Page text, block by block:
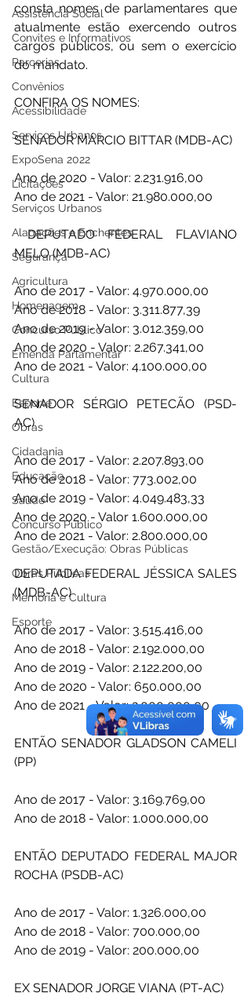
Assistência Social
Convites e Informativos
Parcerias
Convênios
Acessibilidade
Serviços Urbanos
ExpoSena 2022
Licitações
Serviços Urbanos
Alagações e Enchentes
Segurança
Agricultura
Homenagem
Concurso Público
Emenda Parlamentar
Cultura
Esporte
Obras
Cidadania
Educação
Saúde
Concurso Público
Gestão/Execução: Obras Públicas
Obras Públicas
Memória e Cultura
Esporte
consta nomes de parlamentares que
atualmente estão exercendo outros
cargos públicos, ou sem o exercício
do mandato.
CONFIRA OS NOMES:
SENADOR MÁRCIO BITTAR (MDB-AC)
Ano de 2020 - Valor: 2.231.916,00
Ano de 2021 - Valor: 21.980.000,00
DEPUTADO FEDERAL FLAVIANO
MELO (MDB-AC)
Ano de 2017 - Valor: 4.970.000,00
Ano de 2018 - Valor: 3.311.877,39
Ano de 2019 - Valor: 3.012.359,00
Ano de 2020 - Valor: 2.267.341,00
Ano de 2021 - Valor: 4.100.000,00
SENADOR SÉRGIO PETECÃO (PSD-
AC)
Ano de 2017 - Valor: 2.207.893,00
Ano de 2018 - Valor: 773.002,00
Ano de 2019 - Valor: 4.049.483,33
Ano de 2020 - Valor 1.600.000,00
Ano de 2021 - Valor: 2.800.000,00
DEPUTADA FEDERAL JÉSSICA SALES
(MDB-AC)
Ano de 2017 - Valor: 3.515.416,00
Ano de 2018 - Valor: 2.192.000,00
Ano de 2019 - Valor: 2.122.200,00
Ano de 2020 - Valor: 650.000,00
Ano de 2021 - Valor: 2.000,000,00
ENTÃO SENADOR GLADSON CAMELI
(PP)
Ano de 2017 - Valor: 3.169.769,00
Ano de 2018 - Valor: 1.000.000,00
ENTÃO DEPUTADO FEDERAL MAJOR
ROCHA (PSDB-AC)
Ano de 2017 - Valor: 1.326.000,00
Ano de 2018 - Valor: 700.000,00
Ano de 2019 - Valor: 200.000,00
EX SENADOR JORGE VIANA (PT-AC)